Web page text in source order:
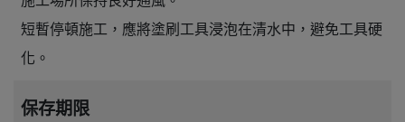
短暫停頓施工，應將塗刷工具浸泡在清水中，避免工具硬
化。
保存期限